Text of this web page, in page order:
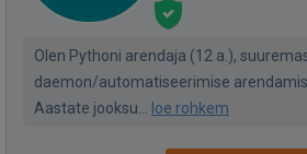
Olen Pythoni arendaja (12 a.),
daemon/automatiseerimise
Aastate jooksu...
loe rohkem